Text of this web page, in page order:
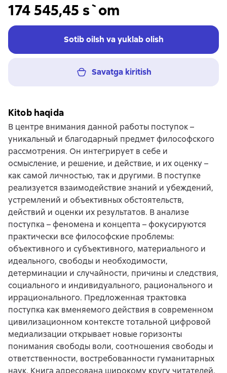
174 545,45 s`om
Sotib oilsh va yuklab olish
Savatga kiritish
Kitob haqida
В центре внимания данной работы поступок –
уникальный и благодарный предмет философского
рассмотрения. Он интегрирует в себе и
осмысление, и решение, и действие, и их оценку –
как самой личностью, так и другими. В поступке
реализуется взаимодействие знаний и убеждений,
устремлений и объективных обстоятельств,
действий и оценки их результатов. В анализе
поступка – феномена и концепта – фокусируются
практически все философские проблемы:
объективного и субъективного, материального и
идеального, свободы и необходимости,
детерминации и случайности, причины и следствия,
социального и индивидуального, рационального и
иррационального. Предложенная трактовка
поступка как вменяемого действия в современном
цивилизационном контексте тотальной цифровой
медиализации открывает новые горизонты
понимания свободы воли, соотношения свободы и
ответственности, востребованности гуманитарных
наук. Книга адресована широкому кругу читателей,